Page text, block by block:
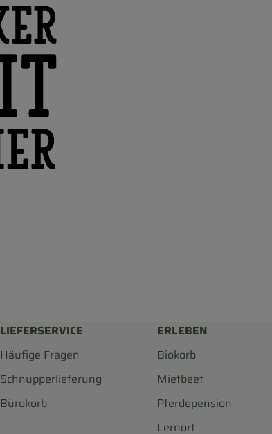
LIEFERSERVICE
Häufige Fragen
Schnupperlieferung
Bürokorb
ERLEBEN
Biokorb
Mietbeet
Pferdepension
Lernort